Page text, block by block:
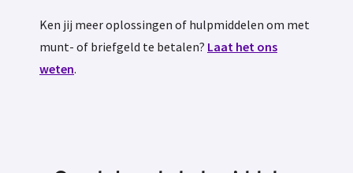
Ken jij meer oplossingen of hulpmiddelen om met
munt- of briefgeld te betalen? Laat het ons
weten.